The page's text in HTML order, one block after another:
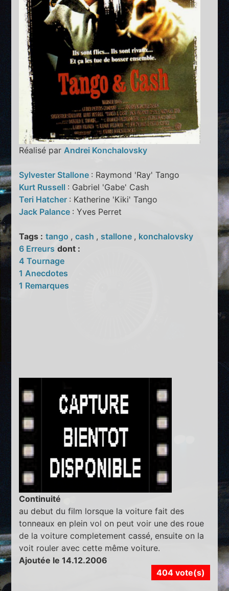
Réalisé par Andrei Konchalovsky
Sylvester Stallone : Raymond 'Ray' Tango
Kurt Russell : Gabriel 'Gabe' Cash
Teri Hatcher : Katherine 'Kiki' Tango
Jack Palance : Yves Perret
Tags : tango ,cash , stallone , konchalovsky
6 Erreurs dont :
4 Tournage
1 Anecdotes
1 Remarques
Continuité
au debut du film lorsque la voiture fait des
tonneaux en plein vol on peut voir une des roue
de la voiture completement cassé, ensuite on la
voit rouler avec cette même voiture.
Ajoutée le 14.12.2006
404 vote(s)